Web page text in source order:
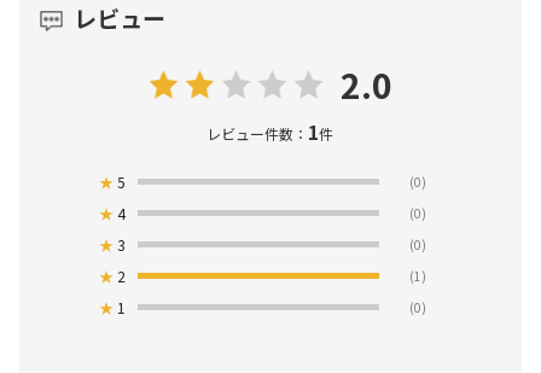
レビュー
2.0
レビュー件数： 1件
★5 (0)
★4 (0)
★3 (0)
★ 2 (1)
★ 1 (0)